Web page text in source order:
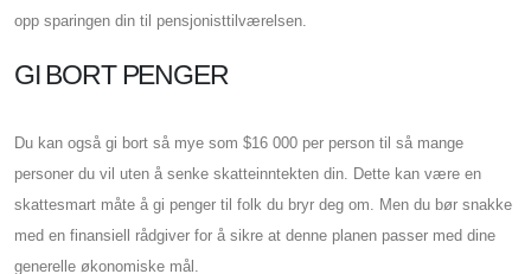
opp sparingen din til pensjonisttilværelsen.
GI BORT PENGER
Du kan også gi bort så mye som $16 000 per person til så mange
personer du vil uten å senke skatteinntekten din. Dette kan være en
skattesmart måte å gi penger til folk du bryr deg om. Men du bør snakke
med en finansiell rådgiver for å sikre at denne planen passer med dine
generelle økonomiske mål.